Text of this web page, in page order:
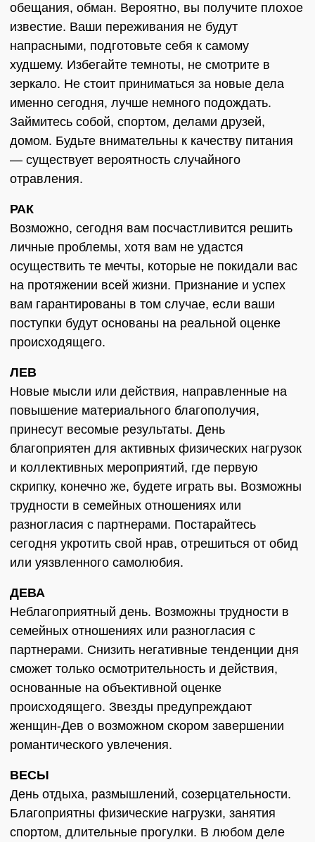
обещания, обман. Вероятно, вы получите плохое
известие. Ваши переживания не будут
напрасными, подготовьте себя к самому
худшему. Избегайте темноты, не смотрите в
зеркало. Не стоит приниматься за новые дела
именно сегодня, лучше немного подождать.
Займитесь собой, спортом, делами друзей,
домом. Будьте внимательны к качеству питания
— существует вероятность случайного
отравления.
РАК
Возможно, сегодня вам посчастливится решить
личные проблемы, хотя вам не удастся
осуществить те мечты, которые не покидали вас
на протяжении всей жизни. Признание и успех
вам гарантированы в том случае, если ваши
поступки будут основаны на реальной оценке
происходящего.
ЛЕВ
Новые мысли или действия, направленные на
повышение материального благополучия,
принесут весомые результаты. День
благоприятен для активных физических нагрузок
и коллективных мероприятий, где первую
скрипку, конечно же, будете играть вы. Возможны
трудности в семейных отношениях или
разногласия с партнерами. Постарайтесь
сегодня укротить свой нрав, отрешиться от обид
или уязвленного самолюбия.
ДЕВА
Неблагоприятный день. Возможны трудности в
семейных отношениях или разногласия с
партнерами. Снизить негативные тенденции дня
сможет только осмотрительность и действия,
основанные на объективной оценке
происходящего. Звезды предупреждают
женщин-Дев о возможном скором завершении
романтического увлечения.
ВЕСЫ
День отдыха, размышлений, созерцательности.
Благоприятны физические нагрузки, занятия
спортом, длительные прогулки. В любом деле